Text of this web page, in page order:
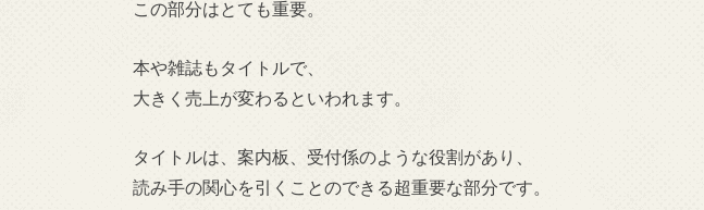
この部分はとても重要。
本や雑誌もタイトルで、
大きく売上が変わるといわれます。
タイトルは、案内板、受付係のような役割があり、
読み手の関心を引くことのできる超重要な部分です。